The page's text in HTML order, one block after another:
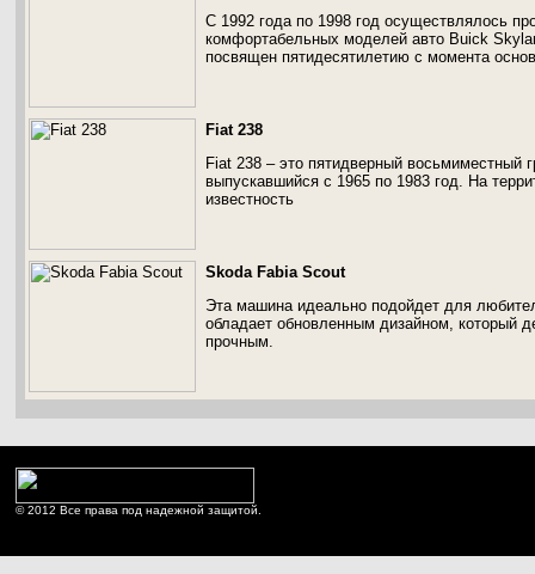
С 1992 года по 1998 год осуществлялось
комфортабельных моделей авто Buick
посвящен пятидесятилетию с момента
Fiat 238
Fiat 238 – это пятидверный восьмиместный
выпускавшийся с 1965 по 1983 год. На
известность
Skoda Fabia Scout
Эта машина идеально подойдет для
обладает обновленным дизайном, который
прочным.
© 2012 Все права под надежной защитой.